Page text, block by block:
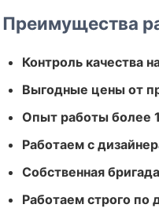
Преимущества
Контроль качества
Выгодные цены от
Опыт работы более
Работаем с
Собственная
Работаем строго по